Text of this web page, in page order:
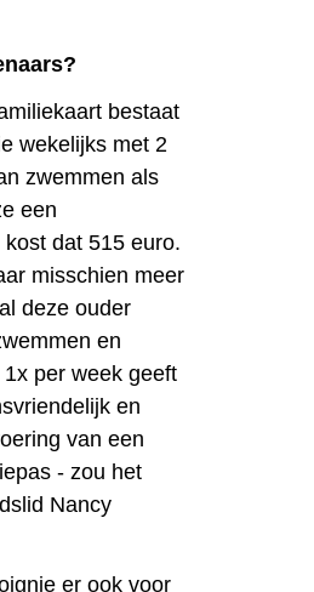
bestaat
wekelijks met 2
zwemmen als
een
dat 515 euro.
misschien meer
deze ouder
en
per week geeft
en
van een
- zou het
Nancy
er ook voor